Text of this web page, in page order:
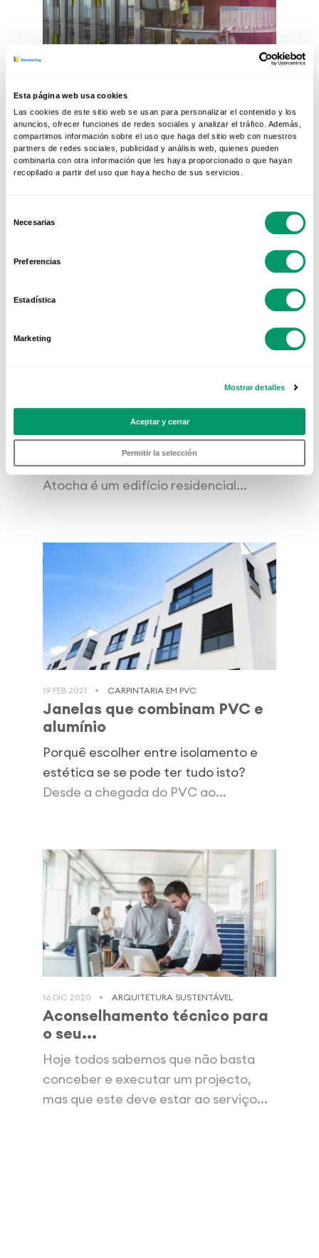
Esta página web usa cookies
Las cookies de este sitio web se usan para personalizar el contenido y los
anuncios, ofrecer funciones de redes sociales y analizar el tráfico. Además,
compartimos información sobre el uso que haga del sitio web con nuestros
partners de redes sociales, publicidad y análisis web, quienes pueden
combinarla con otra información que les haya proporcionado o que hayan
recopilado a partir del uso que haya hecho de sus servicios.
Necesarias
Preferencias
Estadística
Marketing
Mostrar detalles
Aceptar y cerrar
Permitir la selección
Construção industrializada: o
que...
Ouvimos falar cada vez mais sobre as
transformações que o sector da
construção está a sofrer, tal...
Desenhado por Morph Estudio e
construído por Acciona, Bosque de
Atocha é um edifício residencial...
19 FEB 2021 CARPINTARIA EM PVC
Janelas que combinam PVC e
alumínio
Porquê escolher entre isolamento e
estética se se pode ter tudo isto?
Desde a chegada do PVC ao...
16 DIC 2020 ARQUITETURA SUSTENTÁVEL
Aconselhamento técnico para
o seu...
Hoje todos sabemos que não basta
conceber e executar um projecto,
mas que este deve estar ao serviço...